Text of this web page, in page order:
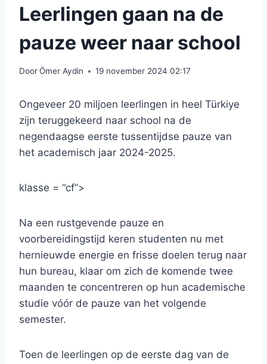
Leerlingen gaan na de
pauze weer naar school
DoorÖmer Aydin 19 november 2024 02:17
Ongeveer 20 miljoen leerlingen in heel Türkiye
zijn teruggekeerd naar school na de
negendaagse eerste tussentijdse pauze van
het academisch jaar 2024-2025.
klasse = “cf”>
Na een rustgevende pauze en
voorbereidingstijd keren studenten nu met
hernieuwde energie en frisse doelen terug naar
hun bureau, klaar om zich de komende twee
maanden te concentreren op hun academische
studie vóór de pauze van het volgende
semester.
Toen de leerlingen op de eerste dag van de